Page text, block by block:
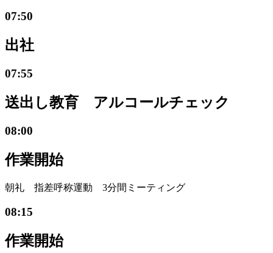
07:50
出社
07:55
送出し教育 アルコールチェック
08:00
作業開始
朝礼 指差呼称運動 3分間ミーティング
08:15
作業開始